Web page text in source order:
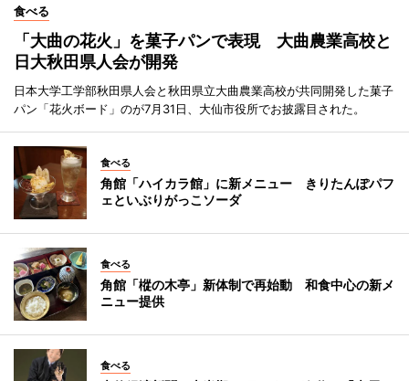
食べる
「大曲の花火」を菓子パンで表現 大曲農業高校と
日大秋田県人会が開発
日本大学工学部秋田県人会と秋田県立大曲農業高校が共同開発した菓子
パン「花火ボード」のが7月31日、大仙市役所でお披露目された。
食べる
角館「ハイカラ館」に新メニュー きりたんぽパフ
ェといぶりがっこソーダ
食べる
角館「樅の木亭」新体制で再始動 和食中心の新メ
ニュー提供
食べる